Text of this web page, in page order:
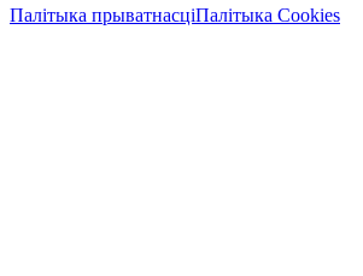
Палітыка прыватнасціПалітыка Cookies